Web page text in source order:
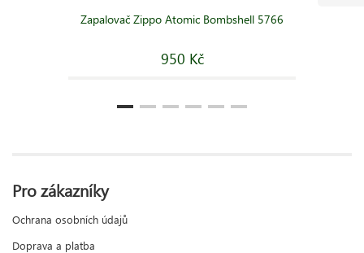
Zapalovač Zippo Atomic Bombshell 5766
950 Kč
Pro zákazníky
Ochrana osobních údajů
Doprava a platba